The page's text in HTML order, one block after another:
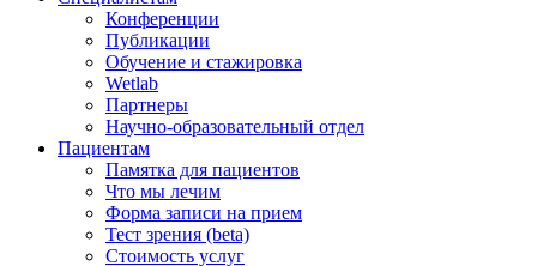
Конференции
Публикации
Обучение и стажировка
Wetlab
Партнеры
Научно-образовательный отдел
Пациентам
Памятка для пациентов
Что мы лечим
Форма записи на прием
Тест зрения (beta)
Стоимость услуг